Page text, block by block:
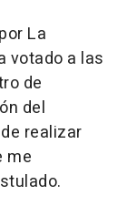
La
votado a las
de
del
realizar
me